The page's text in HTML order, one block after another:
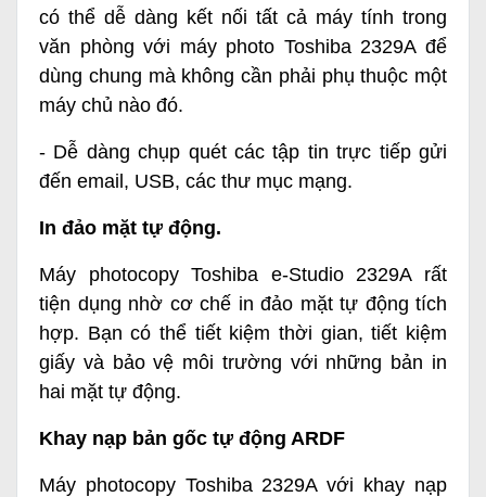
có thể dễ dàng kết nối tất cả máy tính trong
văn phòng với máy photo Toshiba 2329A để
dùng chung mà không cần phải phụ thuộc một
máy chủ nào đó.
- Dễ dàng chụp quét các tập tin trực tiếp gửi
đến email, USB, các thư mục mạng.
In đảo mặt tự động.
Máy photocopy Toshiba e-Studio 2329A rất
tiện dụng nhờ cơ chế in đảo mặt tự động tích
hợp. Bạn có thể tiết kiệm thời gian, tiết kiệm
giấy và bảo vệ môi trường với những bản in
hai mặt tự động.
Khay nạp bản gốc tự động ARDF
Máy photocopy Toshiba 2329A với khay nạp